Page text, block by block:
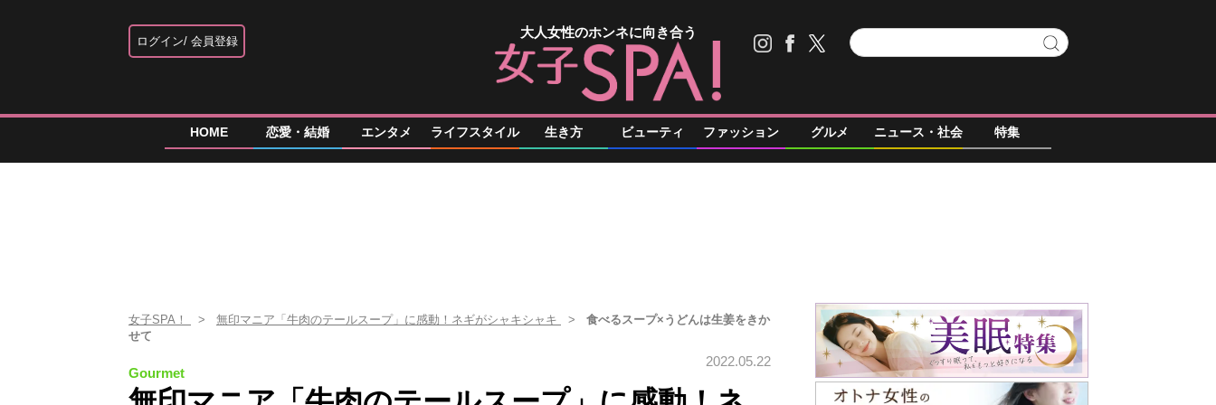
ログイン 会員登録
大人女性のホンネに向き合う
HOME 恋愛・結婚 エンタメ ライフスタイル 生き方 ビューティ ファッション グルメ ニュース・社会 特集
女子SPA！ 無印マニア「牛肉のテールスープ」に感動！ネギがシャキシャキ
食べるスープ×うどんは生姜をきか
せて
Gourmet
2022.05.22